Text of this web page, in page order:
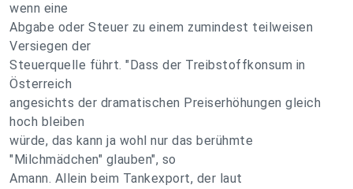
wenn eine
Abgabe oder Steuer zu einem zumindest teilweisen
Versiegen der
Steuerquelle führt. "Dass der Treibstoffkonsum in
Österreich
angesichts der dramatischen Preiserhöhungen gleich
hoch bleiben
würde, das kann ja wohl nur das berühmte
"Milchmädchen" glauben", so
Amann. Allein beim Tankexport, der laut